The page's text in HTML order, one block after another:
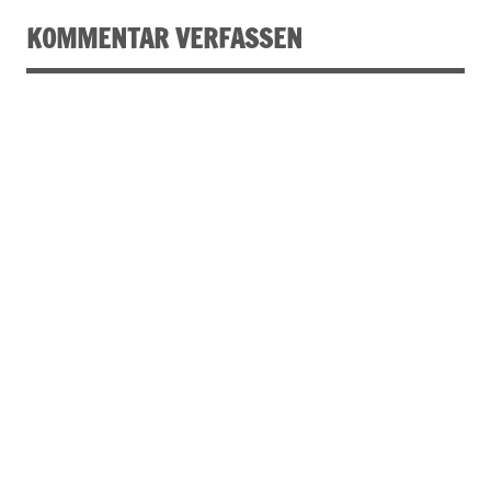
KOMMENTAR VERFASSEN